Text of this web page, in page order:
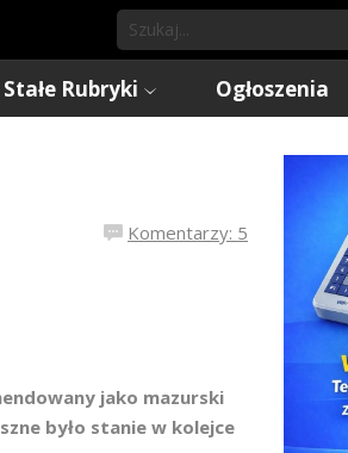
Stałe Rubryki Ogłoszenia
Komentarzy: 5
jako mazurski
było stanie w kolejce